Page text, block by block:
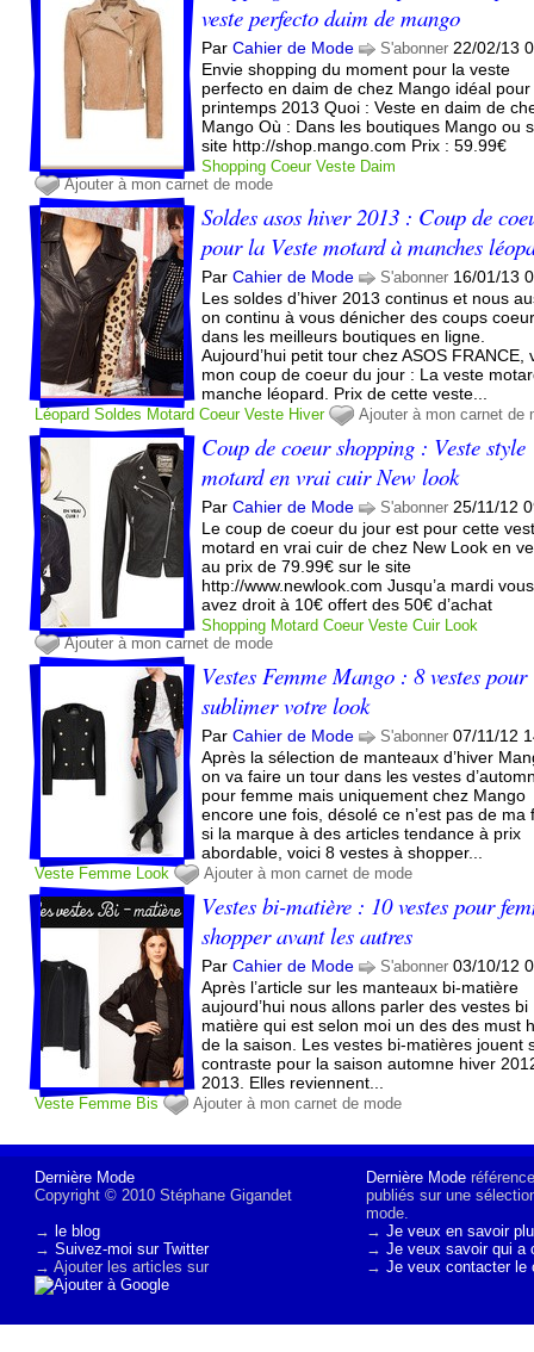
veste perfecto daim de mango
ParCahier de Mode S'abonner 22/02/13
Envie shopping du moment pour la veste
perfecto en daim de chez Mango idéal pour
printemps 2013 Quoi : Veste en daim de
Mango Où : Dans les boutiques Mango ou
site http://shop.mango.com Prix : 59.99€
Shopping Coeur Veste Daim
Ajouter à mon carnet de mode
Soldes asos hiver 2013 : Coup de
pour la Veste motard à manches
ParCahier de Mode S'abonner 16/01/13
Les soldes d’hiver 2013 continus et nous
on continu à vous dénicher des coups
dans les meilleurs boutiques en ligne.
Aujourd’hui petit tour chez ASOS FRANCE,
mon coup de coeur du jour : La veste
manche léopard. Prix de cette veste...
Léopard Soldes Motard Coeur Veste Hiver Ajouter à mon carnet de
Coup de coeur shopping : Veste style
motard en vrai cuir New look
ParCahier de Mode S'abonner 25/11/12
Le coup de coeur du jour est pour cette
motard en vrai cuir de chez New Look en
au prix de 79.99€ sur le site
http://www.newlook.com Jusqu’a mardi vous
avez droit à 10€ offert des 50€ d’achat
Shopping Motard Coeur Veste Cuir
Look
Ajouter à mon carnet de mode
Vestes Femme Mango : 8 vestes pour
sublimer votre look
ParCahier de Mode S'abonner 07/11/12
Après la sélection de manteaux d’hiver
on va faire un tour dans les vestes
pour femme mais uniquement chez Mango
encore une fois, désolé ce n’est pas de ma
si la marque à des articles tendance à prix
abordable, voici 8 vestes à shopper...
Veste Femme Look Ajouter à mon carnet de mode
Vestes bi-matière : 10 vestes pour
shopper avant les autres
ParCahier de Mode S'abonner 03/10/12
Après l’article sur les manteaux bi-matière
aujourd’hui nous allons parler des vestes bi
matière qui est selon moi un des des must
de la saison. Les vestes bi-matières jouent
contraste pour la saison automne hiver
2013. Elles reviennent...
Veste Femme Bis Ajouter à mon carnet de mode
Dernière Mode
Copyright © 2010 Stéphane Gigandet
→ le blog
→Suivez-moi sur Twitter
→ Ajouter les articles sur
Dernière Mode
publiés sur une
mode.
→Je veux en savoir
→Je veux savoir qui a
→Je veux contacter le